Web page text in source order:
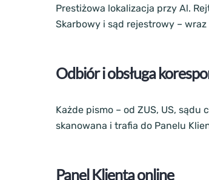
Prestiżowa lokalizacja przy Al.
Skarbowy i sąd rejestrowy –
Odbiór i obsługa
Każde pismo – od ZUS, US,
skanowana i trafia do Panelu
Panel Klienta online